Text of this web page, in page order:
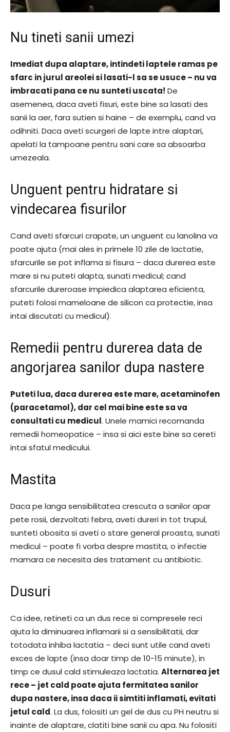
Nu tineti sanii umezi
Imediat dupa alaptare, intindeti laptele ramas pe
sfarc in jurul areolei si lasati-l sa se usuce – nu va
imbracati pana ce nu sunteti uscata! De
asemenea, daca aveti fisuri, este bine sa lasati des
sanii la aer, fara sutien si haine – de exemplu, cand va
odihniti. Daca aveti scurgeri de lapte intre alaptari,
apelati la tampoane pentru sani care sa absoarba
umezeala.
Unguent pentru hidratare si
vindecarea fisurilor
Cand aveti sfarcuri crapate, un unguent cu lanolina va
poate ajuta (mai ales in primele 10 zile de lactatie,
sfarcurile se pot inflama si fisura – daca durerea este
mare si nu puteti alapta, sunati medicul; cand
sfarcurile dureroase impiedica alaptarea eficienta,
puteti folosi mameloane de silicon ca protectie, insa
intai discutati cu medicul).
Remedii pentru durerea data de
angorjarea sanilor dupa nastere
Puteti lua, daca durerea este mare, acetaminofen
(paracetamol), dar cel mai bine este sa va
consultati cu medicul. Unele mamici recomanda
remedii homeopatice – insa si aici este bine sa cereti
intai sfatul medicului.
Mastita
Daca pe langa sensibilitatea crescuta a sanilor apar
pete rosii, dezvoltati febra, aveti dureri in tot trupul,
sunteti obosita si aveti o stare general proasta, sunati
medicul – poate fi vorba despre mastita, o infectie
mamara ce necesita des tratament cu antibiotic.
Dusuri
Ca idee, retineti ca un dus rece si compresele reci
ajuta la diminuarea inflamarii si a sensibilitatii, dar
totodata inhiba lactatia – deci sunt utile cand aveti
exces de lapte (insa doar timp de 10-15 minute), in
timp ce dusul cald stimuleaza lactatia. Alternarea jet
rece – jet cald poate ajuta fermitatea sanilor
dupa nastere, insa daca ii simtiti inflamati, evitati
jetul cald. La dus, folositi un gel de dus cu PH neutru si
inainte de alaptare, clatiti bine sanii cu apa. Nu folositi